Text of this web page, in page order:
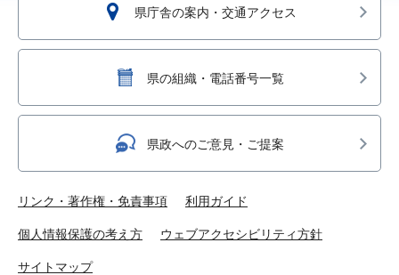
県庁舎の案内・交通アクセス
県の組織・電話番号一覧
県政へのご意見・ご提案
リンク・著作権・免責事項 利用ガイド
個人情報保護の考え方 ウェブアクセシビリティ方針
サイトマップ